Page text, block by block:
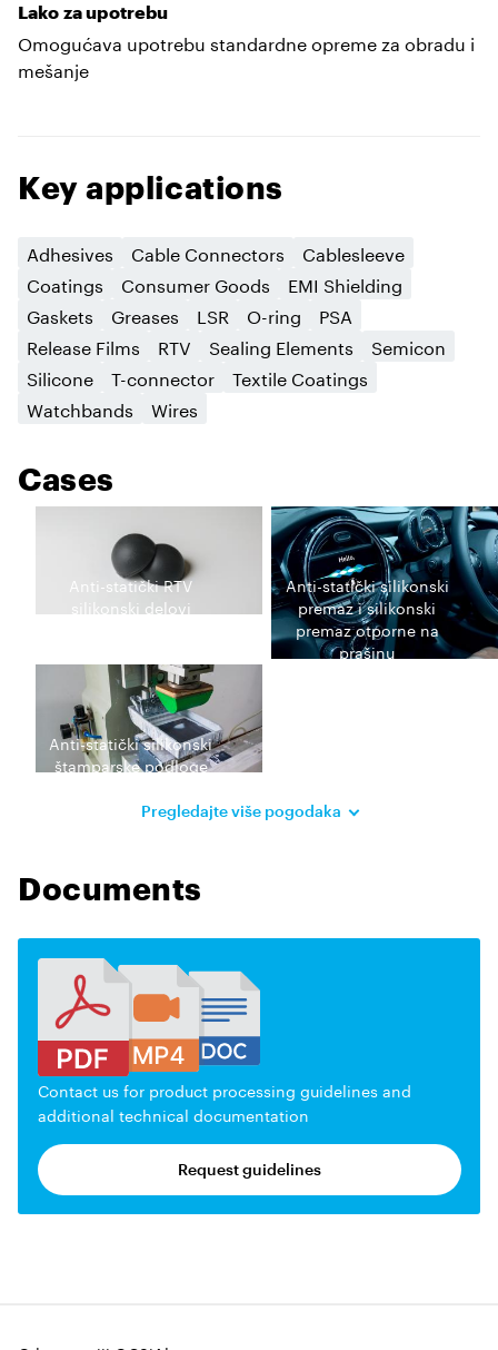
Lako za upotrebu
Omogućava upotrebu standardne opreme za obradu i
mešanje
Key applications
Adhesives Cable Connectors
Cablesleeve
Coatings
Consumer Goods
EMI Shielding
Gaskets
Greases LSR O-ring
PSA
Release Films
RTV Sealing Elements
Semicon
Silicone
T-connector
Textile Coatings
Watchbands
Wires
Cases
Anti-statički RTV
silikonski delovi
Anti-statički silikonski
premaz i silikonski
premaz otporne na
prašinu
Anti-statički silikonski
štamparske podloge
Pregledajte više pogodaka
Documents
Contact us for product processing guidelines and
additional technical documentation
Request guidelines